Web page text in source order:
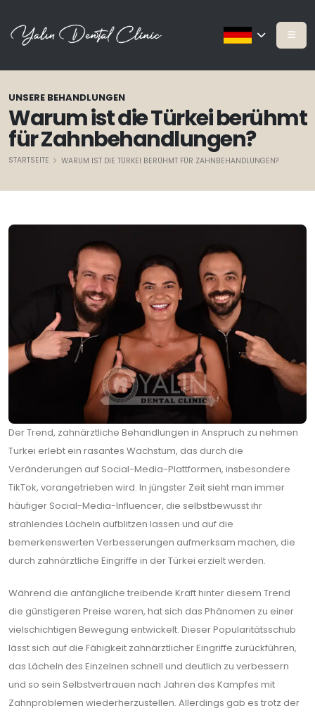
UNSERE BEHANDLUNGEN
Warum ist die Türkei berühmt
für Zahnbehandlungen?
STARTSEITE WARUM IST DIE TÜRKEI BERÜHMT FÜR ZAHNBEHANDLUNGEN?
Der Trend, zahnärztliche Behandlungen in Anspruch zu nehmen
Turkei erlebt ein rasantes Wachstum, das durch die
Veränderungen auf Social-Media-Plattformen, insbesondere
TikTok, vorangetrieben wird. In jüngster Zeit sieht man immer
häufiger Social-Media-Influencer, die selbstbewusst ihr
strahlendes Lächeln aufblitzen lassen und auf die
bemerkenswerten Verbesserungen aufmerksam machen, die
durch zahnärztliche Eingriffe in der Türkei erzielt werden.
Während die anfängliche treibende Kraft hinter diesem Trend
die günstigeren Preise waren, hat sich das Phänomen zu einer
vielschichtigen Bewegung entwickelt. Dieser Popularitätsschub
lässt sich auf die Fähigkeit zahnärztlicher Eingriffe zurückführen,
das Lächeln des Einzelnen schnell und deutlich zu verbessern
und so sein Selbstvertrauen nach Jahren des Kampfes mit
Zahnproblemen wiederherzustellen. Allerdings gab es trotz der